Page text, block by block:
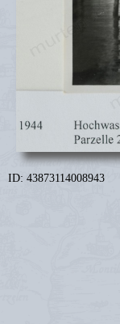
ID: 43873114008943